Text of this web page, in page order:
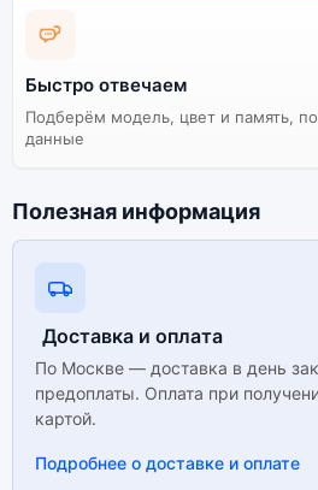
Быстро отвечаем
Подберём модель, цвет и память,
данные
Полезная информация
Доставка и оплата
По Москве — доставка в день
предоплаты. Оплата при
картой.
Подробнее о доставке и оплате